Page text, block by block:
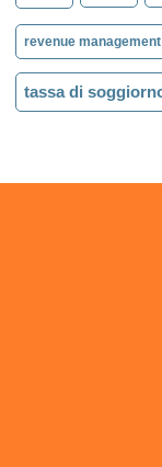
revenue management
tassa di